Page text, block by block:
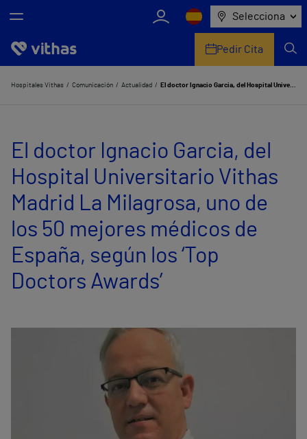
Selecciona
Nosotros
Servicios de salud
Equipo médico y asistencial
Comunicación
Pedir Cita
Hospitales Vithas Comunicación Actualidad El doctor Ignacio Garcia, del Hospital Universitario Vithas Madrid La Milagrosa, uno de los 50 mejores médicos de España, según los ‘Top Doctors Awards’
El doctor Ignacio Garcia, del
Hospital Universitario Vithas
Madrid La Milagrosa, uno de
los 50 mejores médicos de
España, según los ‘Top
Doctors Awards’